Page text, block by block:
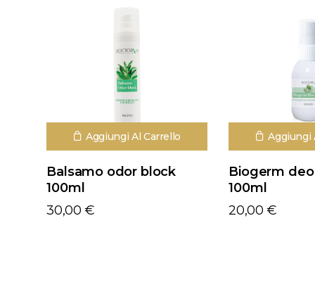
Aggiungi Al Carrello
Balsamo odor block
100ml
30,00€
Aggiungi
Biogerm
100ml
20,00€